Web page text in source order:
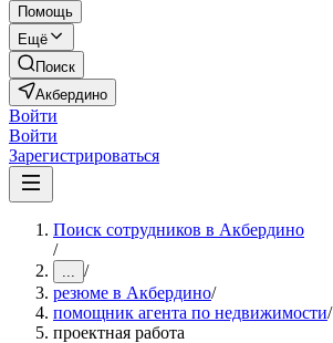
Помощь
Ещё
Поиск
Акбердино
Войти
Войти
Зарегистрироваться
Поиск сотрудников в Акбердино
/
... /
резюме в Акбердино/
помощник агента по недвижимости/
проектная работа